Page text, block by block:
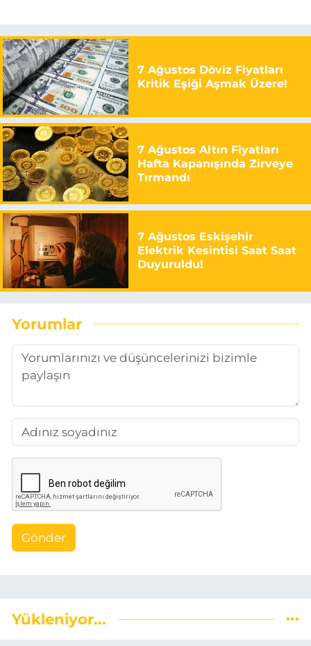
7 Ağustos Döviz Fiyatları
Kritik Eşiği Aşmak Üzere!
7 Ağustos Altın Fiyatları
Hafta Kapanışında Zirveye
Tırmandı
7 Ağustos Eskişehir
Elektrik Kesintisi Saat Saat
Duyuruldu!
Yorumlar
Gönder
Yükleniyor...